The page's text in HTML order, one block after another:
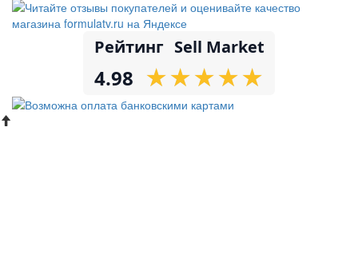
Рейтинг Sell Market
4.98 ★
★★
★★
★★
★★
★